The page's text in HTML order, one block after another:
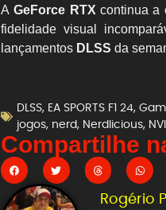
A GeForce RTX continua a
fidelidade visual
lançamentos DLSS da
DLSS, EA SPORTS F1 24,
jogos, nerd, Nerdlicious,
Compartilhe
Rogério